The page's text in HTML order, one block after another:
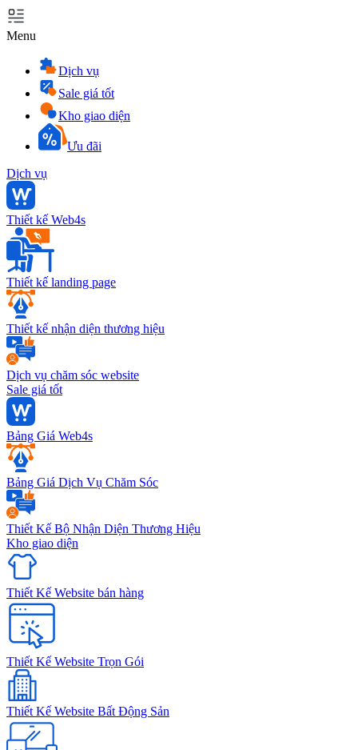
Menu
Dịch vụ
Sale giá tốt
Kho giao diện
Ưu đãi
Dịch vụ
Thiết kế Web4s
Thiết kế landing page
Thiết kế nhận diện thương hiệu
Dịch vụ chăm sóc website
Sale giá tốt
Bảng Giá Web4s
Bảng Giá Dịch Vụ Chăm Sóc
Thiết Kế Bộ Nhận Diện Thương Hiệu
Kho giao diện
Thiết Kế Website bán hàng
Thiết Kế Website Trọn Gói
Thiết Kế Website Bất Động Sản